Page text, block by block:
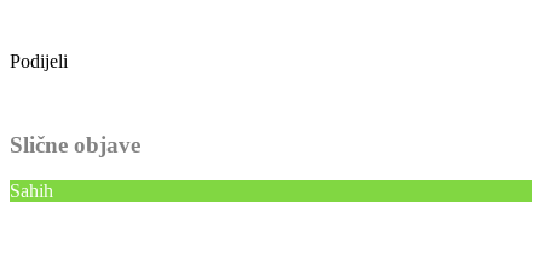
Podijeli
Slične objave
Sahih